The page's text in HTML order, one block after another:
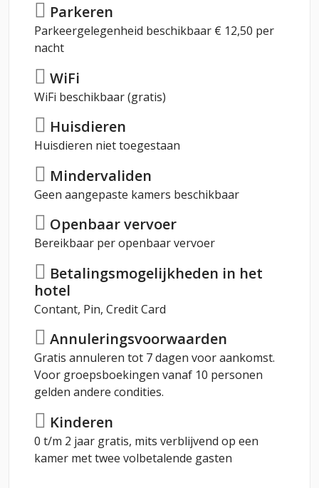
Parkeren
Parkeergelegenheid beschikbaar € 12,50 per
nacht
WiFi
WiFi beschikbaar (gratis)
Huisdieren
Huisdieren niet toegestaan
Mindervaliden
Geen aangepaste kamers beschikbaar
Openbaar vervoer
Bereikbaar per openbaar vervoer
Betalingsmogelijkheden in het
hotel
Contant, Pin, Credit Card
Annuleringsvoorwaarden
Gratis annuleren tot 7 dagen voor aankomst.
Voor groepsboekingen vanaf 10 personen
gelden andere condities.
Kinderen
0 t/m 2 jaar gratis, mits verblijvend op een
kamer met twee volbetalende gasten